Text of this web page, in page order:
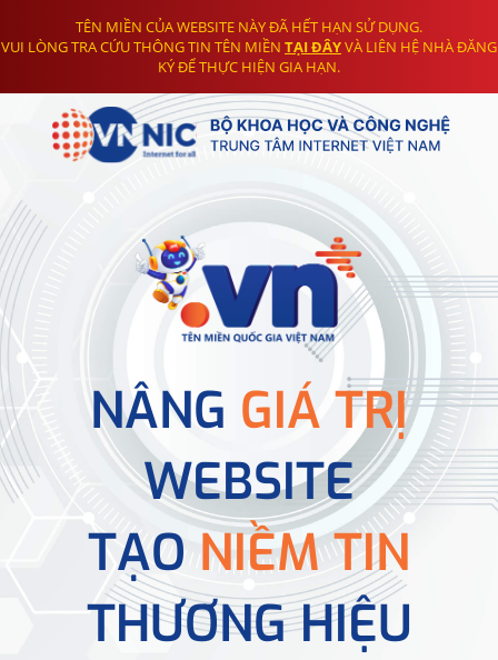
TÊN MIỀN CỦA WEBSITE NÀY ĐÃ HẾT HẠN SỬ DỤNG.
VUI LÒNG TRA CỨU THÔNG TIN TÊN MIỀN TẠI ĐÂYVÀ LIÊN HỆ NHÀ ĐĂNG
KÝ ĐỂ THỰC HIỆN GIA HẠN.
NÂNG GIÁ TRỊ
WEBSITE
TẠONIỀM TIN
THƯƠNG HIỆU